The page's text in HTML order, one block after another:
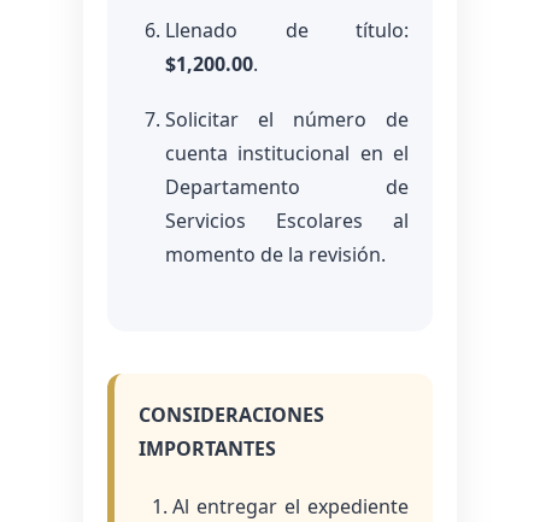
Llenado de título:
$1,200.00.
Solicitar el número de
cuenta institucional en el
Departamento de
Servicios Escolares al
momento de la revisión.
CONSIDERACIONES
IMPORTANTES
Al entregar el expediente